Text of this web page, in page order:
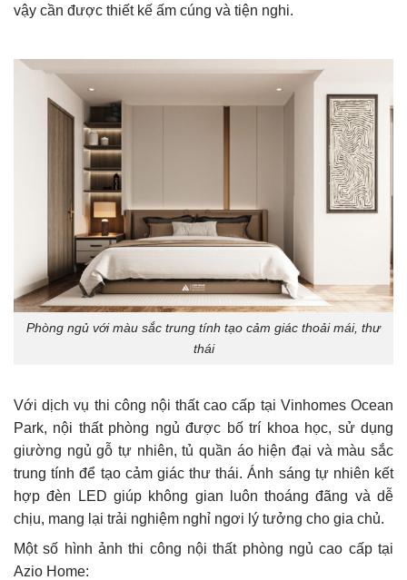
vậy cần được thiết kế ấm cúng và tiện nghi.
Phòng ngủ với màu sắc trung tính tạo cảm giác thoải mái, thư
thái
Với dịch vụ thi công nội thất cao cấp tại Vinhomes Ocean
Park, nội thất phòng ngủ được bố trí khoa học, sử dụng
giường ngủ gỗ tự nhiên, tủ quần áo hiện đại và màu sắc
trung tính để tạo cảm giác thư thái. Ánh sáng tự nhiên kết
hợp đèn LED giúp không gian luôn thoáng đãng và dễ
chịu, mang lại trải nghiệm nghỉ ngơi lý tưởng cho gia chủ.
Một số hình ảnh thi công nội thất phòng ngủ cao cấp tại
Azio Home: